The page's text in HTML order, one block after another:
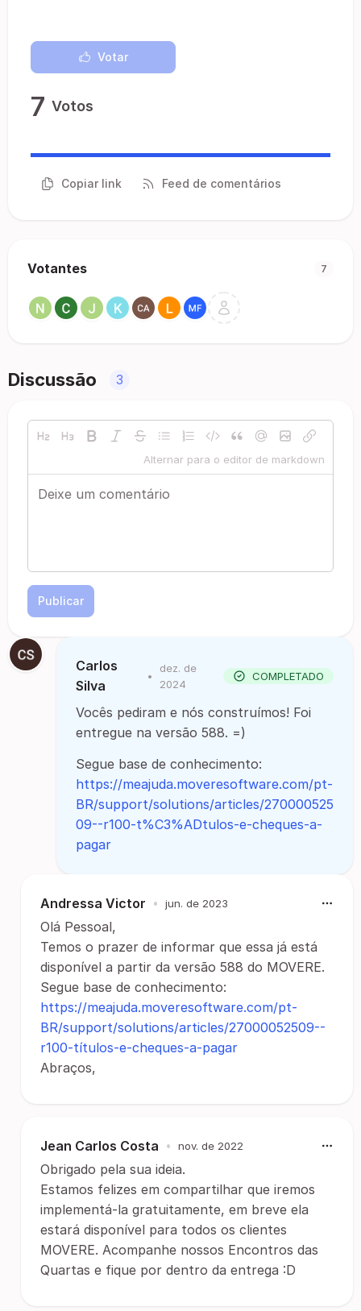
Votar
7 Votos
Copiar link Feed de comentários
Votantes 7
Discussão 3
Alternar para o editor de markdown
Publicar
Carlos
Silva
•
dez. de
2024
COMPLETADO
Vocês pediram e nós construímos! Foi
entregue na versão 588. =)
Segue base de conhecimento:
https://meajuda.moveresoftware.com/pt-
BR/support/solutions/articles/270000525
09--r100-t%C3%ADtulos-e-cheques-a-
pagar
Andressa Victor • jun. de 2023
Olá Pessoal,
Temos o prazer de informar que essa já está
disponível a partir da versão 588 do MOVERE.
Segue base de conhecimento:
https://meajuda.moveresoftware.com/pt-
BR/support/solutions/articles/27000052509--
r100-títulos-e-cheques-a-pagar
Abraços,
Jean Carlos Costa • nov. de 2022
Obrigado pela sua ideia.
Estamos felizes em compartilhar que iremos
implementá-la gratuitamente, em breve ela
estará disponível para todos os clientes
MOVERE. Acompanhe nossos Encontros das
Quartas e fique por dentro da entrega :D